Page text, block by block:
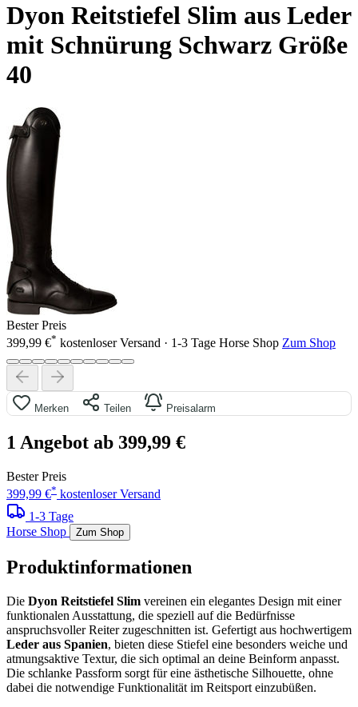
Dyon Reitstiefel Slim aus Leder
mit Schnürung Schwarz Größe
40
Bester Preis
399,99 €* kostenloser Versand · 1-3 Tage Horse Shop Zum Shop
Merken Teilen Preisalarm
1 Angebot ab 399,99 €
Bester Preis
399,99 €* kostenloser Versand
1-3 Tage
Horse Shop
Zum Shop
Produktinformationen
Die Dyon Reitstiefel Slim vereinen ein elegantes Design mit einer
funktionalen Ausstattung, die speziell auf die Bedürfnisse
anspruchsvoller Reiter zugeschnitten ist. Gefertigt aus hochwertigem
Leder aus Spanien, bieten diese Stiefel eine besonders weiche und
atmungsaktive Textur, die sich optimal an deine Beinform anpasst.
Die schlanke Passform sorgt für eine ästhetische Silhouette, ohne
dabei die notwendige Funktionalität im Reitsport einzubüßen.